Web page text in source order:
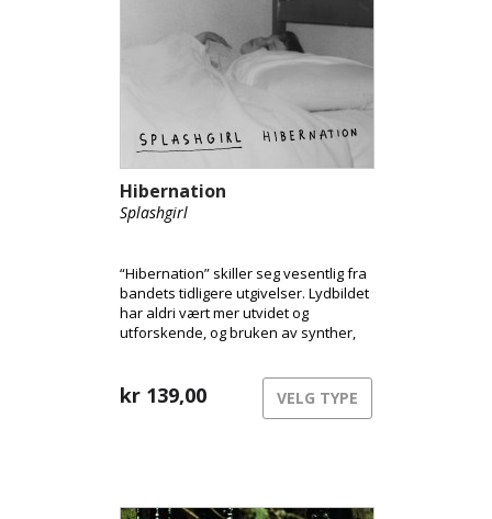
Hibernation
Splashgirl
“Hibernation” skiller seg vesentlig fra
bandets tidligere utgivelser. Lydbildet
har aldri vært mer utvidet og
utforskende, og bruken av synther,
kr 139,00 VELG TYPE